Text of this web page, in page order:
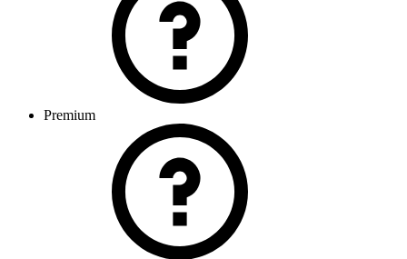
Premium